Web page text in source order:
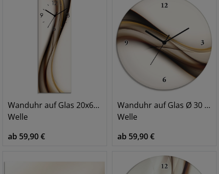
Wanduhr auf Glas 20x60 cm
Welle
ab 59,90 €
Wanduhr auf Glas Ø 30 cm
Welle
ab 59,90 €